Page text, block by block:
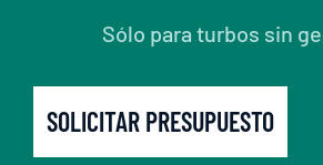
Sólo para turbos sin
SOLICITAR PRESUPUESTO